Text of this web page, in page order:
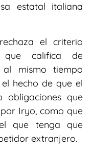
estatal italiana
el criterio
que califica de
al mismo tiempo
hecho de que el
obligaciones que
Iryo, como que
que tenga que
extranjero.